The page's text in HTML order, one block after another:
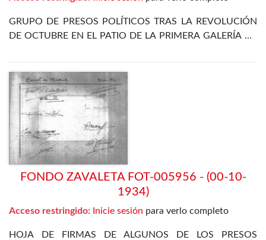
GRUPO DE PRESOS POLÍTICOS TRAS LA REVOLUCIÓN
DE OCTUBRE EN EL PATIO DE LA PRIMERA GALERÍA DE
ENCUENTRA EL PROPIO ZAVALETA, ENRIQUE DE
FRANCISCO, JOSÉ GÓMEZ OSORIO, PETREL Y JOSÉ
DÍAZ ALOR
FONDO ZAVALETA FOT-005956 - (00-10-
1934)
Acceso restringido: Inicie sesión para verlo completo
HOJA DE FIRMAS DE ALGUNOS DE LOS PRESOS